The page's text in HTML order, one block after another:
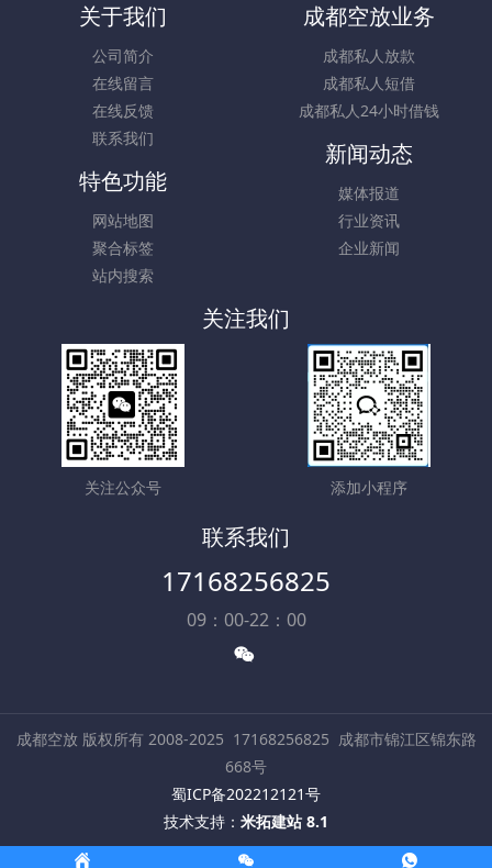
关于我们
公司简介
在线留言
在线反馈
联系我们
成都空放业务
成都私人放款
成都私人短借
成都私人24小时借钱
新闻动态
媒体报道
行业资讯
企业新闻
特色功能
网站地图
聚合标签
站内搜索
关注我们
关注公众号 添加小程序
联系我们
17168256825
09：00-22：00
成都空放 版权所有 2008-2025 17168256825 成都市锦江区锦东路
668号
蜀ICP备202212121号
技术支持： 米拓建站 8.1